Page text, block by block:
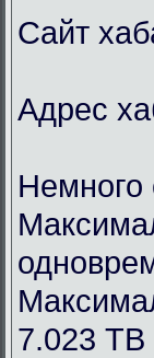
Сайт
Адрес
Немного
7.023 TB